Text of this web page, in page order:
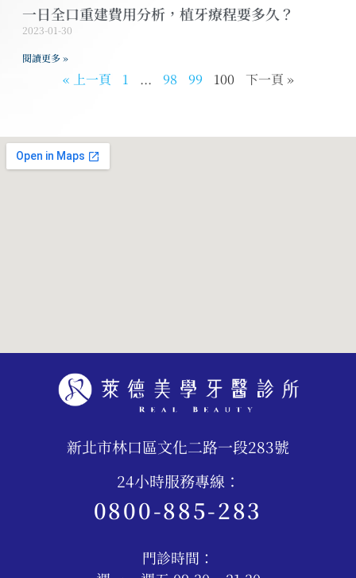
一日全口重建費用分析，植牙療程要多久？
2023-01-30
閱讀更多 »
« 上一頁 1 ... 98 99 100 下一頁 »
新北市林口區文化二路一段283號
24小時服務專線：
0800-885-283
門診時間：